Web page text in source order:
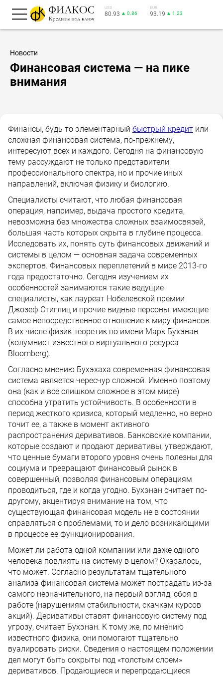
USD
80.93 ▲ 0.86
EUR
93.19 ▲ 1.23
Новости
Финансовая система — на пике
внимания
Финансы, будь то элементарный быстрый кредит или
сложная финансовая система, по-прежнему,
интересуют всех и каждого. Сегодня на финансовую
тему рассуждают не только представители
профессионального спектра, но и прочие иных
направлений, включая физику и биологию.
Специалисты считают, что любая финансовая
операция, например, выдача простого кредита,
невозможна без множества сложных взаимосвязей,
большая часть которых скрыта в глубине процесса.
Исследовать их, понять суть финансовых движений и
системы в целом — основная задача современных
экспертов. Финансовых переплетений в мире 2013-го
года предостаточно. Сегодня изучением их
особенностей занимаются такие ведущие
специалисты, как лауреат Нобелевской премии
Джозеф Стиглиц и прочие видные персоны, имеющие
самое непосредственное отношение к миру финансов.
В их числе физик-теоретик по имени Марк Бухэнан
(колумнист известного виртуального ресурса
Bloomberg).
Согласно мнению Бухэхаха современная финансовая
система является чересчур сложной. Именно поэтому
она (как и все слишком сложное в этом мире)
способна утратить устойчивость. В особенности в
период жесткого кризиса, который медленно, но верно
точит ее, а также в момент активного
распространения деривативов. Банковские компании,
которые создают и продают деривативы, утверждают,
что ценные бумаги второго уровня очень полезны для
социума и превращают финансовый рынок в
совершенный, позволяя финансовым операциям
проводиться, где и когда угодно. Бухэнан считает по-
другому, акцентируя внимание на том, что
существующая финансовая модель не в состоянии
справляться с проблемами, то и дело возникающими
в процессе ее функционирования.
Может ли работа одной компании или даже одного
человека повлиять на систему в целом? Оказалось,
что может. Согласно результатам тщательного
анализа финансовая система может пострадать из-за
самого незначительного, на первый взгляд, сбоя в
работе (нарушениям стабильности, скачкам курсов
акций). Деривативы ставят финансовую систему под
угрозу, считает Бухэнан. К тому же, по мнению
известного физика, они помогают тщательно
вуалировать риски. Сведения о настоящем положении
дел могут быть сокрыты под «толстым слоем»
деривативов. Продающиеся и перепродающиеся